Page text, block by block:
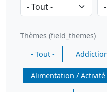
Thèmes (field_themes)
- Tout -
Alimentation / Activité